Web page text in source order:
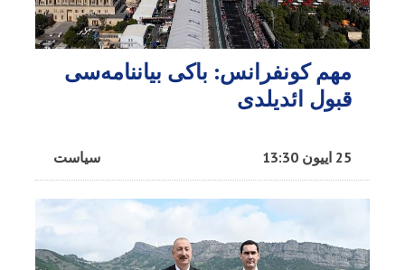
مهم کونفرانس: باکی بیاننامه‌سی
قبول ائدیلدی
سیاست 25 اییون 13:30